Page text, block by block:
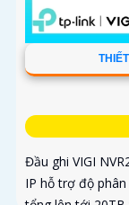
Đầu ghi VIGI
IP hỗ trợ độ